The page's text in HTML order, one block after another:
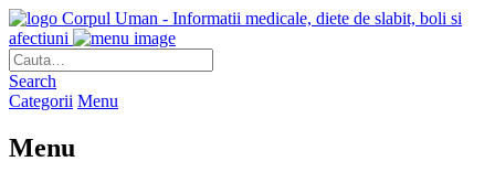
Corpul Uman - Informatii medicale, diete de slabit, boli si
afectiuni
Search
Categorii Menu
Menu